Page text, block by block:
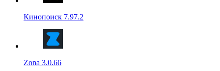
Кинопоиск 7.97.2
Zona 3.0.66